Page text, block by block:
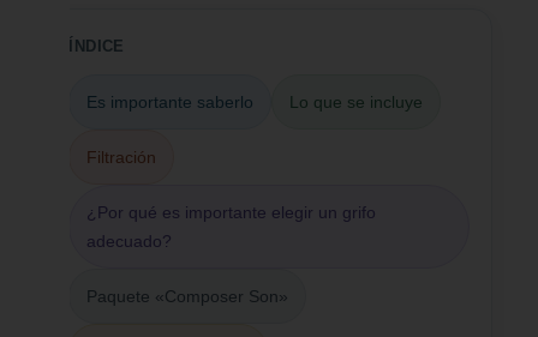
ÍNDICE
Es importante saberlo Lo que se incluye
Filtración
¿Por qué es importante elegir un grifo
adecuado?
Paquete «Composer Son»